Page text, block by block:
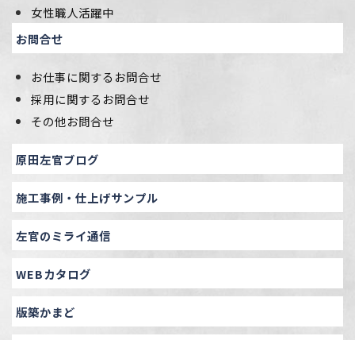
女性職人活躍中
お問合せ
お仕事に関するお問合せ
採用に関するお問合せ
その他お問合せ
原田左官ブログ
施工事例・仕上げサンプル
左官のミライ通信
WEBカタログ
版築かまど